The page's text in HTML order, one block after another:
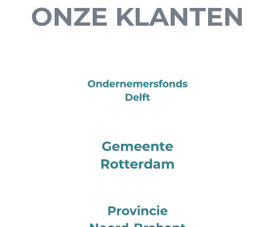
ONZE KLANTEN